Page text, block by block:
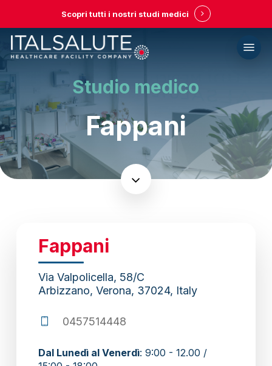
main
content
Scopri tutti i nostri studi medici
Studio medico
Fappani
Navigate
next
section
Fappani
Via Valpolicella, 58/C
Arbizzano, Verona, 37024, Italy
0457514448
Dal Lunedì al Venerdì: 9:00 - 12.00 /